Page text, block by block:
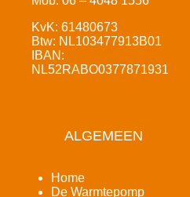
KvK: 61480673
Btw: NL103477913B01
IBAN:
NL52RABO0377871931
ALGEMEEN
Home
De Warmtepomp